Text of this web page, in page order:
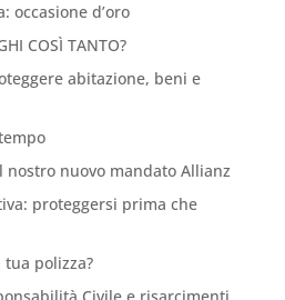
occasione d’oro
COSÌ TANTO?
abitazione, beni e
nostro nuovo mandato Allianz
proteggersi prima che
polizza?